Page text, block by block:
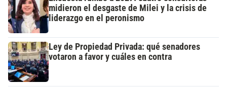
midieron el desgaste de Milei y la crisis de
liderazgo en el peronismo
Ley de Propiedad Privada: qué senadores
votaron a favor y cuáles en contra